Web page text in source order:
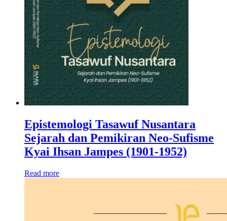
Epistemologi Tasawuf Nusantara
Sejarah dan Pemikiran Neo-Sufisme
Kyai Ihsan Jampes (1901-1952)
Read more